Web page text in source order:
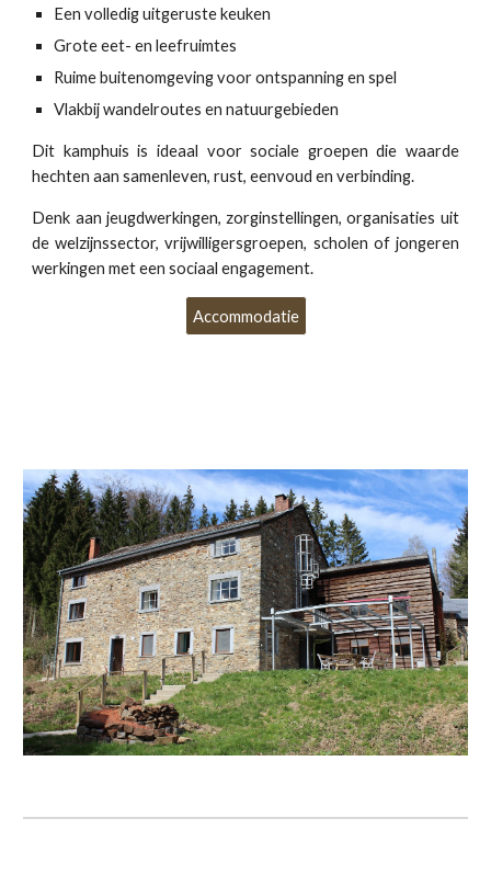
Een volledig uitgeruste keuken
Grote eet- en leefruimtes
Ruime buitenomgeving voor ontspanning en spel
Vlakbij wandelroutes en natuurgebieden
Dit kamphuis is ideaal voor sociale groepen die waarde
hechten aan samenleven, rust, eenvoud en verbinding.
Denk aan jeugdwerkingen, zorginstellingen, organisaties uit
de welzijnssector, vrijwilligersgroepen, scholen of jongeren
werkingen met een sociaal engagement.
Accommodatie